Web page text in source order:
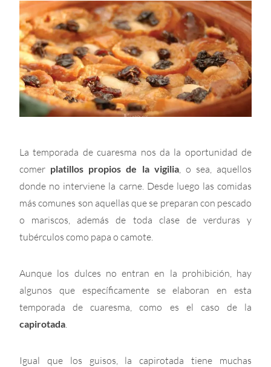
La temporada de cuaresma nos da la oportunidad de
comer platillos propios de la vigilia, o sea, aquellos
donde no interviene la carne. Desde luego las comidas
más comunes son aquellas que se preparan con pescado
o mariscos, además de toda clase de verduras y
tubérculos como papa o camote.
Aunque los dulces no entran en la prohibición, hay
algunos que específicamente se elaboran en esta
temporada de cuaresma, como es el caso de la
capirotada.
Igual que los guisos, la capirotada tiene muchas